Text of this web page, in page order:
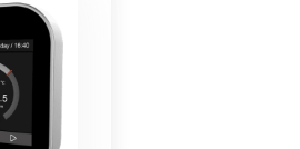
частей корпуса в единую
в помещении.
с формованным дном,